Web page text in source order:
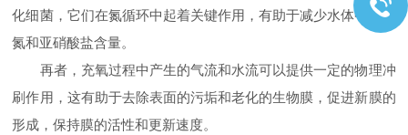
化细菌，它们在氮循环中起着关键作用，有助于减少水体中的氨
氮和亚硝酸盐含量。
再者，充氧过程中产生的气流和水流可以提供一定的物理冲
刷作用，这有助于去除表面的污垢和老化的生物膜，促进新膜的
形成，保持膜的活性和更新速度。